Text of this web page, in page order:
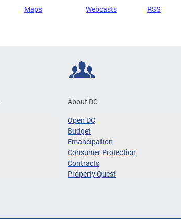
Maps Webcasts RSS
About DC
Open DC
Budget
Emancipation
Consumer Protection
Contracts
Property Quest